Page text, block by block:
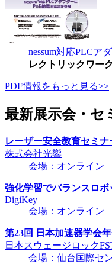
nessum対応PLCア
レクトリックワー
PDF情報をもっと見る>>
最新展示会・セ
レーザー安全教育セミナ
株式会社光響
会場：オンライン
強化学習でバランスロ
DigiKey
会場：オンライン
第23回 日本加速器学会
日本スウェージロック
会場：仙台国際セ